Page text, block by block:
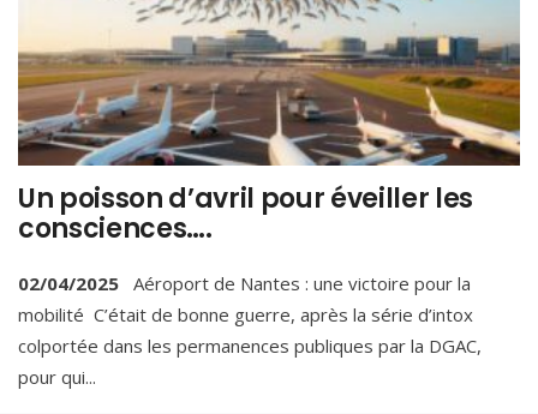
Un poisson d’avril pour éveiller les
consciences….
02/04/2025 Aéroport de Nantes : une victoire pour la
mobilité C’était de bonne guerre, après la série d’intox
colportée dans les permanences publiques par la DGAC,
pour qui...